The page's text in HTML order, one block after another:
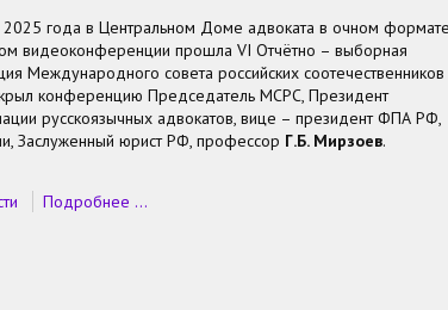
года в Центральном Доме адвоката в очном
видеоконференции прошла VI Отчётно – выборная
Международного совета российских соотечественников
конференцию Председатель МСРС, Президент
русскоязычных адвокатов, вице – президент ФПА РФ,
Заслуженный юрист РФ, профессор Г.Б. Мирзоев.
Подробнее ...